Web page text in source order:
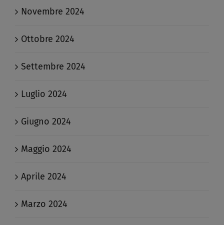
Novembre 2024
Ottobre 2024
Settembre 2024
Luglio 2024
Giugno 2024
Maggio 2024
Aprile 2024
Marzo 2024